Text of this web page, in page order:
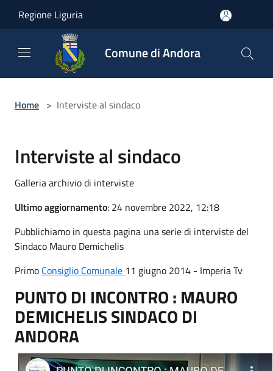
Regione Liguria
Comune di Andora
Home > Interviste al sindaco
Interviste al sindaco
Galleria archivio di interviste
Ultimo aggiornamento: 24 novembre 2022, 12:18
Pubblichiamo in questa pagina una serie di interviste del
Sindaco Mauro Demichelis
Primo Consiglio Comunale 11 giugno 2014 - Imperia Tv
PUNTO DI INCONTRO : MAURO
DEMICHELIS SINDACO DI
ANDORA